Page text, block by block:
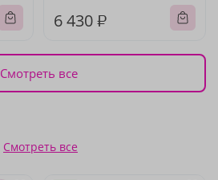
6 430 ₽
Смотреть все
Смотреть все